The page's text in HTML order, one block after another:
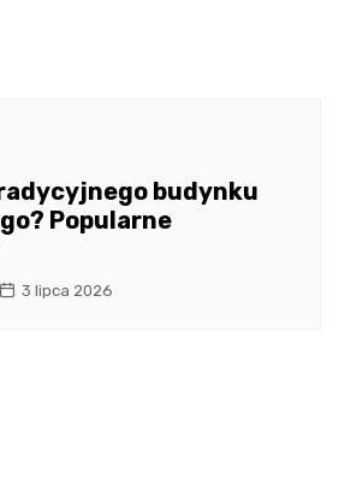
budynku
Popularne
3 lipca 2026